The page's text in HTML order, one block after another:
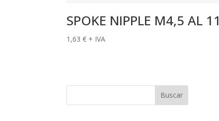
SPOKE NIPPLE M4,5 AL 11
1,63€ + IVA
Buscar